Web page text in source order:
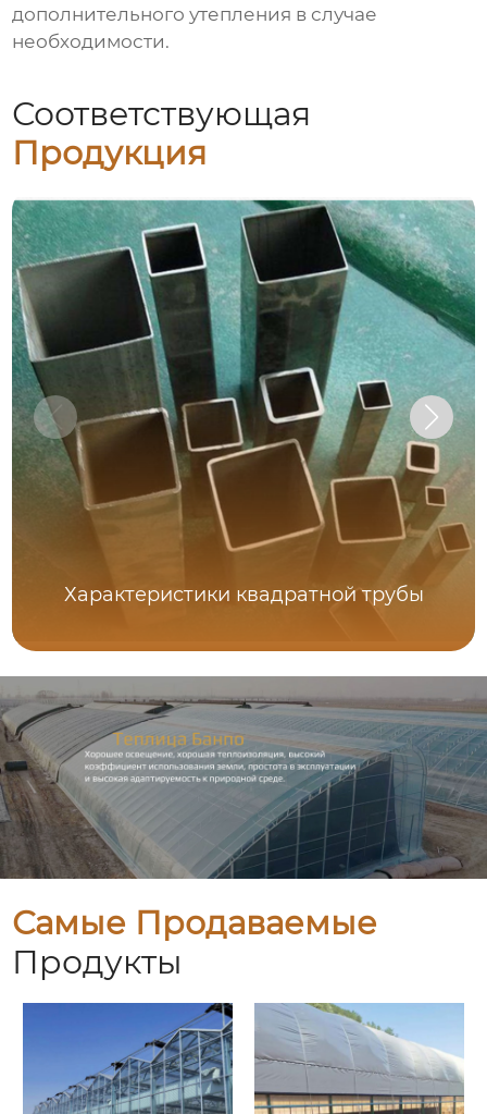
дополнительного утепления в случае
необходимости.
Соответствующая
Продукция
Характеристики квадратной трубы
Самые Продаваемые
Продукты